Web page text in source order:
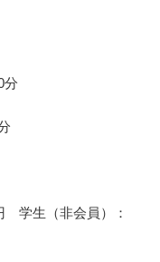
分
学生（非会員）：